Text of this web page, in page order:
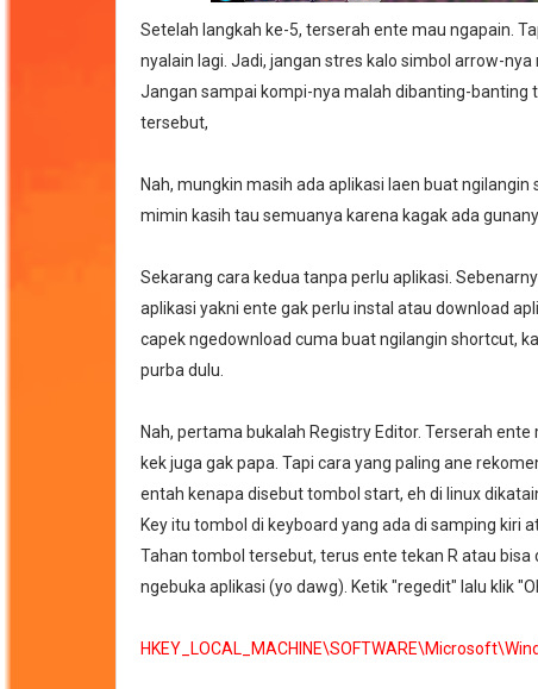
Setelah langkah ke-5, terserah ente mau ngapain.
nyalain lagi. Jadi, jangan stres kalo simbol arrow-
Jangan sampai kompi-nya malah dibanting-banting
tersebut,
Nah, mungkin masih ada aplikasi laen buat
mimin kasih tau semuanya karena kagak ada
Sekarang cara kedua tanpa perlu aplikasi.
aplikasi yakni ente gak perlu instal atau download
capek ngedownload cuma buat ngilangin shortcut,
purba dulu.
Nah, pertama bukalah Registry Editor. Terserah
kek juga gak papa. Tapi cara yang paling ane
entah kenapa disebut tombol start, eh di linux
Key itu tombol di keyboard yang ada di samping kiri
Tahan tombol tersebut, terus ente tekan R atau
ngebuka aplikasi (yo dawg). Ketik "regedit" lalu klik